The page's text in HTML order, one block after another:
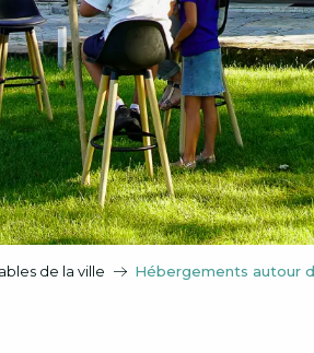
de la ville Hébergements autour